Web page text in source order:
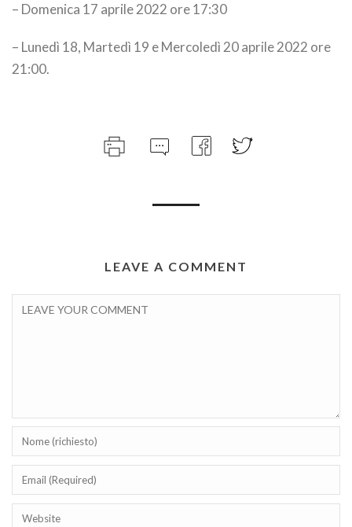
– Domenica 17 aprile 2022 ore 17:30
– Lunedì 18, Martedì 19 e Mercoledì 20 aprile 2022 ore
21:00.
LEAVE A COMMENT